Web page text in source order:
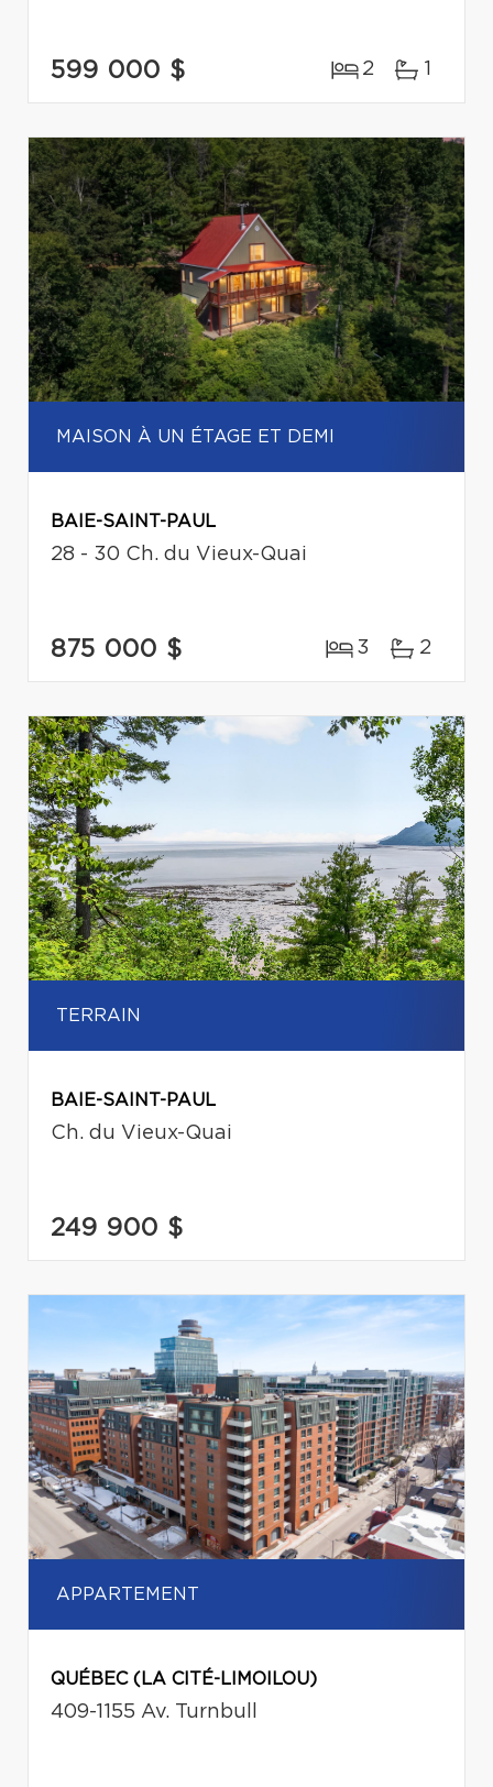
599 000 $ 2 1
MAISON À UN ÉTAGE ET DEMI
BAIE-SAINT-PAUL
28 - 30 Ch. du Vieux-Quai
875 000 $ 3 2
TERRAIN
BAIE-SAINT-PAUL
Ch. du Vieux-Quai
249 900 $
APPARTEMENT
QUÉBEC (LA CITÉ-LIMOILOU)
409-1155 Av. Turnbull